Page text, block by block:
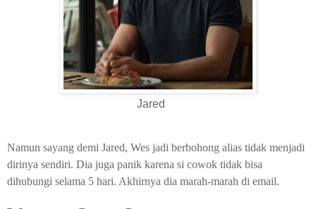
Jared
Namun sayang demi Jared, Wes jadi berbohong alias tidak menjadi
dirinya sendiri. Dia juga panik karena si cowok tidak bisa
dihubungi selama 5 hari. Akhirnya dia marah-marah di email.